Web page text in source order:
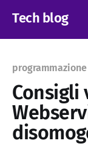
Tech blog
programmazione
Consigli